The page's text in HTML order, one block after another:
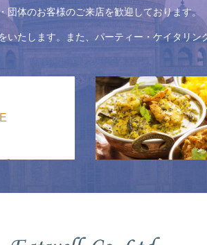
団体のお客様のご来店を歓迎しております。
たします。また、パーティー・ケイタリン